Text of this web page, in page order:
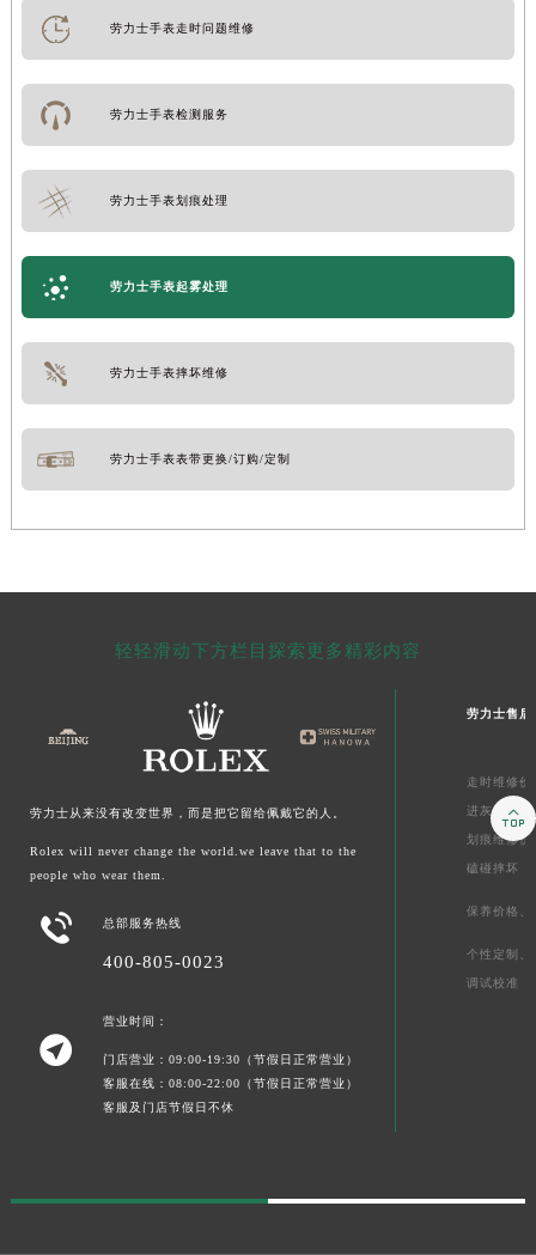
劳力士手表走时问题维修
劳力士手表检测服务
劳力士手表划痕处理
劳力士手表起雾处理
劳力士手表摔坏维修
劳力士手表表带更换/订购/定制
轻轻滑动下方栏目探索更多精彩内容
劳力士从来没有改变世界，而是把它留给佩戴它的人。
Rolex will never change the world.we leave that to the
people who wear them.
 总部服务热线
400-805-0023

营业时间：
门店营业：09:00-19:30（节假日正常营业）
客服在线：08:00-22:00（节假日正常营业）
客服及门店节假日不休
劳力士售后
走时维修价
进灰、 起雾
划痕维修价
磕碰摔坏
保养价格、
个性定制、
调试校准
